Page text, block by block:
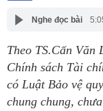
Nghe đọc bài
Theo TS.Cấn Văn
Chính sách Tài
có Luật Bảo vệ
chung chung,